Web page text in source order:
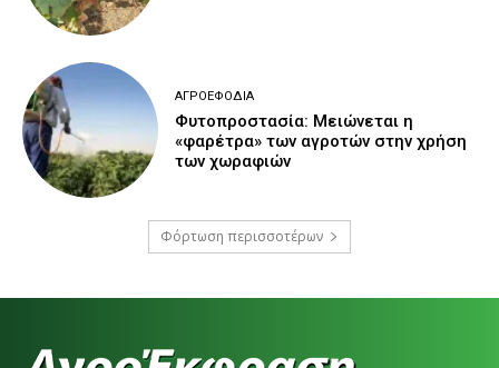
ΑΓΡΟΕΦΌΔΙΑ
Φυτοπροστασία: Μειώνεται η
«φαρέτρα» των αγροτών στην χρήση
των χωραφιών
Φόρτωση περισσοτέρων